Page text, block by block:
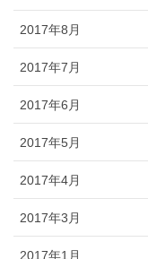
2017年8月
2017年7月
2017年6月
2017年5月
2017年4月
2017年3月
2017年1月